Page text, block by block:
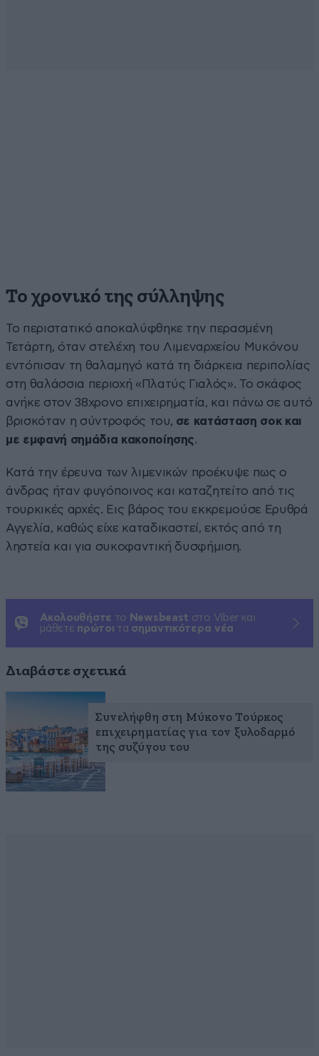
Το χρονικό της σύλληψης
Το περιστατικό αποκαλύφθηκε την περασμένη
Τετάρτη, όταν στελέχη του Λιμεναρχείου Μυκόνου
εντόπισαν τη θαλαμηγό κατά τη διάρκεια περιπολίας
στη θαλάσσια περιοχή «Πλατύς Γιαλός». Το σκάφος
ανήκε στον 38χρονο επιχειρηματία, και πάνω σε αυτό
βρισκόταν η σύντροφός του, σε κατάσταση σοκ και
με εμφανή σημάδια κακοποίησης.
Κατά την έρευνα των λιμενικών προέκυψε πως ο
άνδρας ήταν φυγόποινος και καταζητείτο από τις
τουρκικές αρχές. Εις βάρος του εκκρεμούσε Ερυθρά
Αγγελία, καθώς είχε καταδικαστεί, εκτός από τη
ληστεία και για συκοφαντική δυσφήμιση.
Ακολουθήστε το Newsbeast στο Viber και
μάθετε πρώτοι τα σημαντικότερα νέα
Διαβάστε σχετικά
Συνελήφθη στη Μύκονο Τούρκος
επιχειρηματίας για τον ξυλοδαρμό
της συζύγου του